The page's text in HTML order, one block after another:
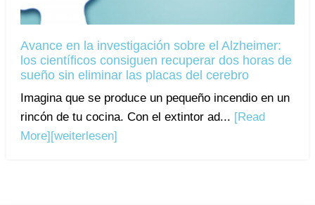
Avance en la investigación sobre el Alzheimer:
los científicos consiguen recuperar dos horas de
sueño sin eliminar las placas del cerebro
Imagina que se produce un pequeño incendio en un
rincón de tu cocina. Con el extintor ad... [Read
More][weiterlesen]